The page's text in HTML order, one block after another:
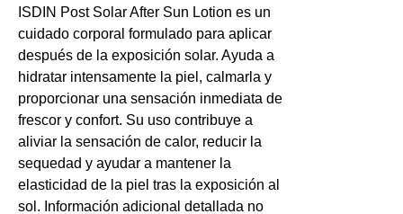
ISDIN Post Solar After Sun Lotion es un
cuidado corporal formulado para aplicar
después de la exposición solar. Ayuda a
hidratar intensamente la piel, calmarla y
proporcionar una sensación inmediata de
frescor y confort. Su uso contribuye a
aliviar la sensación de calor, reducir la
sequedad y ayudar a mantener la
elasticidad de la piel tras la exposición al
sol. Información adicional detallada no